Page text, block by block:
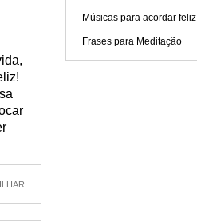
Músicas para acordar feliz
Frases para Meditação